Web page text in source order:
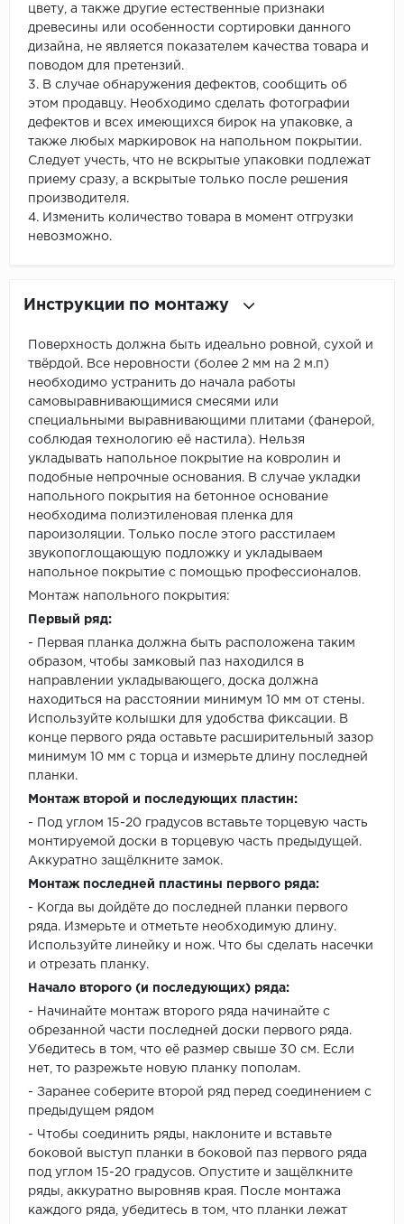
цвету, а также другие естественные признаки
древесины или особенности сортировки данного
дизайна, не является показателем качества товара и
поводом для претензий.
3. В случае обнаружения дефектов, сообщить об
этом продавцу. Необходимо сделать фотографии
дефектов и всех имеющихся бирок на упаковке, а
также любых маркировок на напольном покрытии.
Следует учесть, что не вскрытые упаковки подлежат
приему сразу, а вскрытые только после решения
производителя.
4. Изменить количество товара в момент отгрузки
невозможно.
Инструкции по монтажу
Поверхность должна быть идеально ровной, сухой и
твёрдой. Все неровности (более 2 мм на 2 м.п)
необходимо устранить до начала работы
самовыравнивающимися смесями или
специальными выравнивающими плитами (фанерой,
соблюдая технологию её настила). Нельзя
укладывать напольное покрытие на ковролин и
подобные непрочные основания. В случае укладки
напольного покрытия на бетонное основание
необходима полиэтиленовая пленка для
пароизоляции. Только после этого расстилаем
звукопоглощающую подложку и укладываем
напольное покрытие с помощью профессионалов.
Монтаж напольного покрытия:
Первый ряд:
- Первая планка должна быть расположена таким
образом, чтобы замковый паз находился в
направлении укладывающего, доска должна
находиться на расстоянии минимум 10 мм от стены.
Используйте колышки для удобства фиксации. В
конце первого ряда оставьте расширительный зазор
минимум 10 мм с торца и измерьте длину последней
планки.
Монтаж второй и последующих пластин:
- Под углом 15-20 градусов вставьте торцевую часть
монтируемой доски в торцевую часть предыдущей.
Аккуратно защёлкните замок.
Монтаж последней пластины первого ряда:
- Когда вы дойдёте до последней планки первого
ряда. Измерьте и отметьте необходимую длину.
Используйте линейку и нож. Что бы сделать насечки
и отрезать планку.
Начало второго (и последующих) ряда:
- Начинайте монтаж второго ряда начинайте с
обрезанной части последней доски первого ряда.
Убедитесь в том, что её размер свыше 30 см. Если
нет, то разрежьте новую планку пополам.
- Заранее соберите второй ряд перед соединением с
предыдущем рядом
- Чтобы соединить ряды, наклоните и вставьте
боковой выступ планки в боковой паз первого ряда
под углом 15-20 градусов. Опустите и защёлкните
ряды, аккуратно выровняв края. После монтажа
каждого ряда, убедитесь в том, что планки лежат